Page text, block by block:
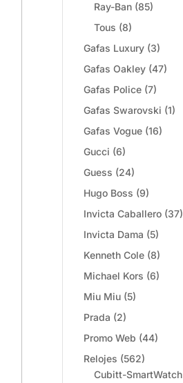
Ray-Ban (85)
Tous (8)
Gafas Luxury (3)
Gafas Oakley (47)
Gafas Police (7)
Gafas Swarovski (1)
Gafas Vogue (16)
Gucci (6)
Guess (24)
Hugo Boss (9)
Invicta Caballero (37)
Invicta Dama (5)
Kenneth Cole (8)
Michael Kors (6)
Miu Miu (5)
Prada (2)
Promo Web (44)
Relojes (562)
Cubitt-SmartWatch